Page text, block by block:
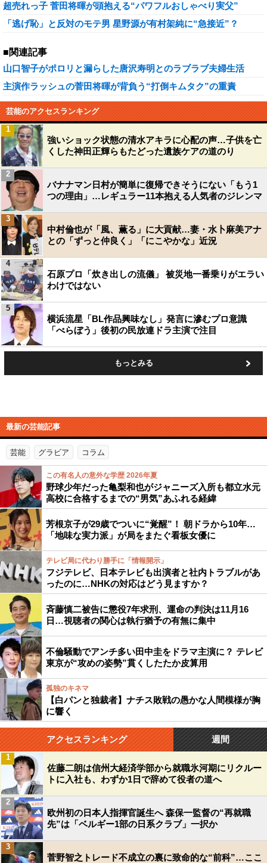
超売れっ子 菅田将暉が頭抱える“パワフルおしゃべり実父”
「逃げ恥」と反対のモテ男 星野源が有村架純に“急接近”？
■関連記事
山口智子がポロリと漏らした唐沢寿明とのラブラブ夫婦生活
主演作ラッシュの菅田将暉が背負う“打倒キムタク”の重責
芸能のアクセスランキング
強いショック状態の清水アキラに心配の声…子供を亡
くした神田正輝らもたどった遺族ケアの道のり
1
バナナマン日村が簡単に復帰できそうにない「もう1
つの理由」…レギュラー11本抱える人気者のジレンマ
2
中村倫也が「風、薫る」に大貢献…妻・水卜麻美アナ
との「ずっと仲良く」「にこやかな」近況
3
石原プロ「炊き出しの流儀」 被災地一番乗りがエラい
わけではない
4
横浜流星「BL作品興味なし」発言に滲むプロ意識
「べらぼう」後初の民放連ドラ主演で注目
5
もっとみる
最新の芸能記事
芸能 グラビア コラム
この有名人の意外な学歴 2026年夏
野球少年だった亀梨和也がジャニーズ入所も都立水元
高校に合格するまでの“男気”あふれる経緯
芳根京子が29歳でついに“覚醒”！ 朝ドラから10年…
「地味な実力派」が局をまたぐ看板女優に
テレビ局に代わり勝手に「情報開示」
フジテレビ、日本テレビも出演者と社内トラブルがあ
ったのに…NHKの対応はどう見ますか？
斉藤慎二被告に懲役7年求刑、運命の判決は11月16
日…視聴者の関心は執行猶予の有無に集中
不倫騒動でアンチ多い田中圭をドラマ主演に？ テレビ
東京が“攻めの姿勢”貫くしたたか皮算用
孤独のキネマ
【白パンと独裁者】ナチス敗戦の愚かな人間模様が胸
に響く
アクセスランキング 週間
佐藤二朗は信州大経済学部から就職氷河期にリクルー
トに入社も、わずか1日で辞めて役者の道へ
1
欧州初の日本人指揮官誕生へ 森保一監督の“再就職
先”は「ベルギー1部の日系クラブ」一択か
2
菅野智之トレード不成立の裏に致命的な“前科”…ここ
3